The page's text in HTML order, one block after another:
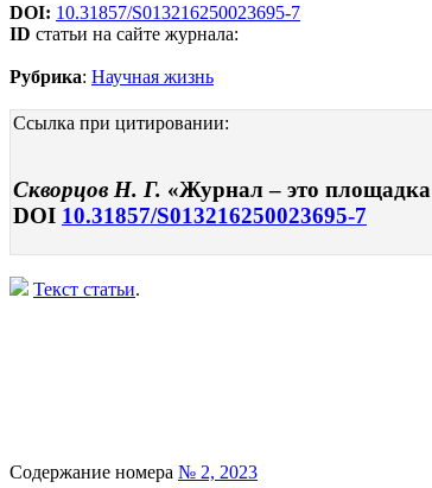
DOI: 10.31857/S013216250023695-7
ID статьи на сайте журнала:
Рубрика: Научная жизнь
Ссылка при цитировании:
Скворцов Н. Г. «Журнал – это
DOI 10.31857/S013216250023695-7
Текст статьи.
Содержание номера № 2, 2023